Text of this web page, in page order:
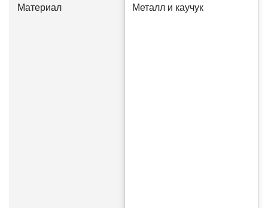
Материал Металл и каучук